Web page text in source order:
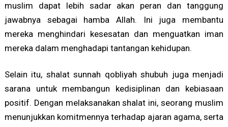
muslim dapat lebih sadar akan peran dan tanggung
jawabnya sebagai hamba Allah. Ini juga membantu
mereka menghindari kesesatan dan menguatkan iman
mereka dalam menghadapi tantangan kehidupan.
Selain itu, shalat sunnah qobliyah shubuh juga menjadi
sarana untuk membangun kedisiplinan dan kebiasaan
positif. Dengan melaksanakan shalat ini, seorang muslim
menunjukkan komitmennya terhadap ajaran agama, serta